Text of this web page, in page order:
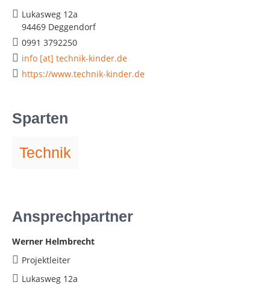
Lukasweg 12a
94469 Deggendorf
0991 3792250
info [at] technik-kinder.de
https://www.technik-kinder.de
Sparten
Technik
Ansprechpartner
Werner Helmbrecht
Projektleiter
Lukasweg 12a